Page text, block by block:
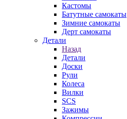
Кастомы
Батутные самокаты
Зимние самокаты
Дерт самокаты
Детали
Назад
Детали
Доски
Рули
Колеса
Вилки
SCS
Зажимы